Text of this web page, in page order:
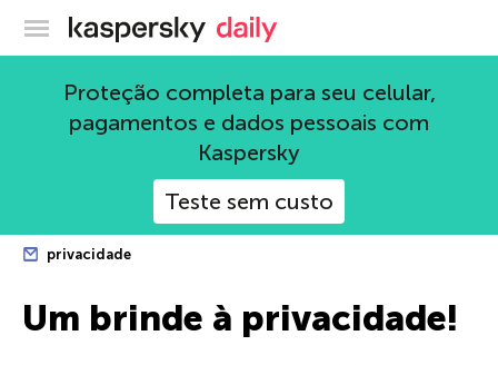
Blog oficial da Kaspersky
Proteção completa para seu celular,
pagamentos e dados pessoais com
Kaspersky
Teste sem custo
privacidade
Um brinde à privacidade!